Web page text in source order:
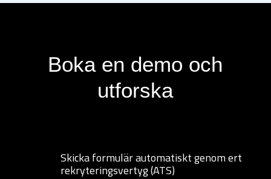
Boka en demo och
utforska
Skicka formulär automatiskt genom ert
rekryteringsvertyg (ATS)